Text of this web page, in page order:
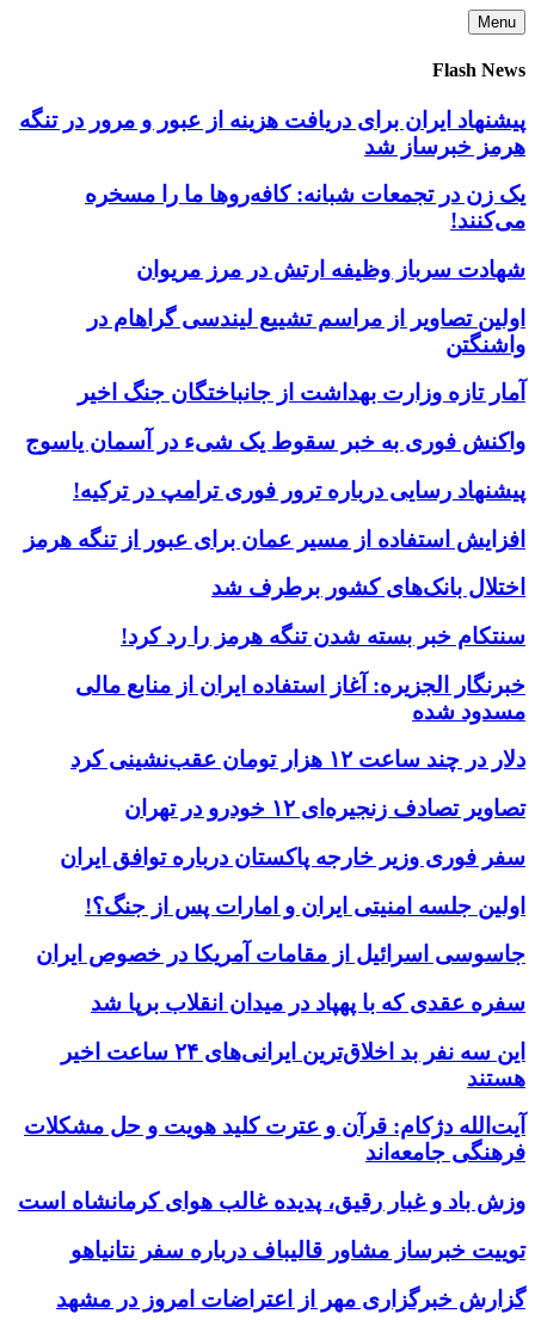
Skip
to
content
Menu
Flash News
پیشنهاد ایران برای دریافت هزینه از عبور و مرور در تنگه
هرمز خبرساز شد
یک زن در تجمعات شبانه: کافه‌روها ما را مسخره
می‌کنند!
شهادت سرباز وظیفه ارتش در مرز مریوان
اولین تصاویر از مراسم تشییع لیندسی گراهام در
واشنگتن
آمار تازه وزارت بهداشت از جانباختگان جنگ اخیر
واکنش فوری به خبر سقوط یک شیء در آسمان یاسوج
پیشنهاد رسایی درباره ترور فوری ترامپ در ترکیه!
افزایش استفاده از مسیر عمان برای عبور از تنگه هرمز
اختلال بانک‌های کشور برطرف شد
سنتکام خبر بسته شدن تنگه هرمز را رد کرد!
خبرنگار الجزیره: آغاز استفاده ایران از منابع مالی
مسدود شده
دلار در چند ساعت ۱۲ هزار تومان عقب‌نشینی کرد
تصاویر تصادف زنجیره‌ای ۱۲ خودرو در تهران
سفر فوری وزیر خارجه پاکستان درباره توافق ایران
اولین جلسه امنیتی ایران و امارات پس از جنگ؟!
جاسوسی اسرائیل از مقامات آمریکا در خصوص ایران
سفره عقدی که با پهپاد در میدان انقلاب برپا شد
این سه نفر بد اخلاق‌ترین ایرانی‌های ۲۴ ساعت اخیر
هستند
آیت‌الله دژکام: قرآن و عترت کلید هویت و حل مشکلات
فرهنگی جامعه‌اند
وزش باد و غبار رقیق، پدیده غالب هوای کرمانشاه است
توییت خبرساز مشاور قالیباف درباره سفر نتانیاهو
گزارش خبرگزاری مهر از اعتراضات امروز در مشهد